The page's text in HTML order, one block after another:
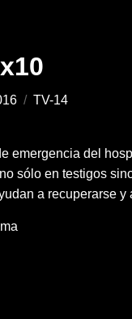
/ TV-14
emergencia del
sólo en testigos
a recuperarse y